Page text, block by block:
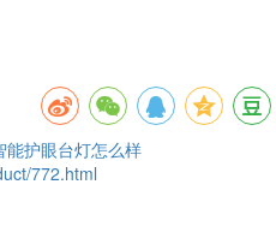
能护眼台灯怎么样
772.html